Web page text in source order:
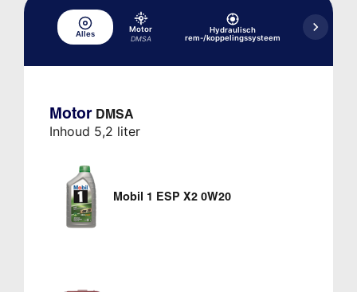
Alles
Motor
DMSA
Hydraulisch
rem-/koppelingssysteem
Koelsysteem
Motor DMSA
Inhoud 5,2 liter
Mobil 1 ESP X2 0W20